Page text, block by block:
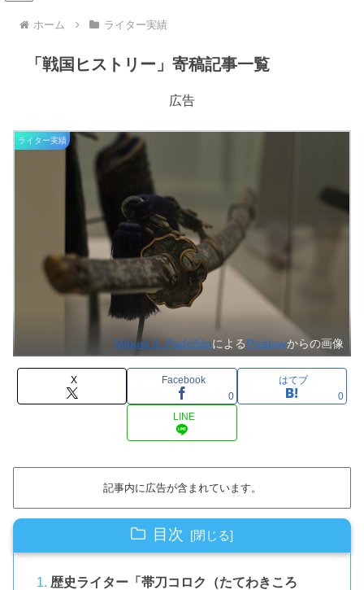
ホーム ライター実績
「戦国ヒストリー」寄稿記事一覧
広告
ライター実績
Miguel Á. PadriñánによるPixabayからの画像
X
Facebook
0
はてブ
0
LINE
記事内に広告が含まれています。
目次
歴史ライター「帯刀コロク（たてわきころ